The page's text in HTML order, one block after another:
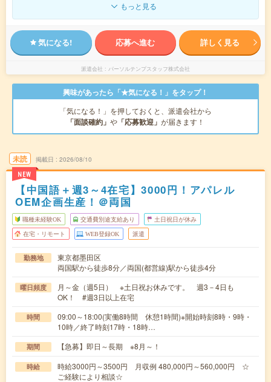
もっと見る
気になる! 応募へ進む 詳しく見る
派遣会社 パーソルテンプスタッフ株式会社
興味があったら「★気になる！」をタップ！
「気になる！」を押しておくと、派遣会社から
「面談確約」 や 「応募歓迎」 が届きます！
未読
NEW
掲載日 2026/08/10
【中国語＋週3～4在宅】3000円！アパレル
OEM企画生産！＠両国
職種未経験OK 交通費別途支給あり 土日祝日が休み
在宅・リモート WEB登録OK 派遣
勤務地
東京都墨田区
両国駅から徒歩8分／両国(都営線)駅から徒歩4分
曜日頻度
月～金（週5日） ※土日祝お休みです。 週3－4日も
OK！ #週3日以上在宅
時間
09:00～18:00(実働8時間 休憩1時間)※開始時刻8時・9時・
10時／終了時刻17時・18時…
期間 【急募】即日～長期 ※8月～！
時給
時給3000円～3500円 月収例 480,000円～560,000円 ☆
ご経験により相談☆